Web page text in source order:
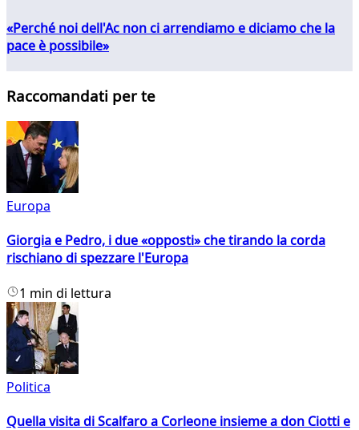
«Perché noi dell'Ac non ci arrendiamo e diciamo che la
pace è possibile»
Raccomandati per te
Europa
Giorgia e Pedro, i due «opposti» che tirando la corda
rischiano di spezzare l'Europa
1 min di lettura
Politica
Quella visita di Scalfaro a Corleone insieme a don Ciotti e